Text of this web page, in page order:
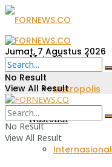
Metro Sumsel
Metropolis
Nasional
Internasional
Jumat, 7 Agustus 2026
No Result
View All Result
No Result
View All Result